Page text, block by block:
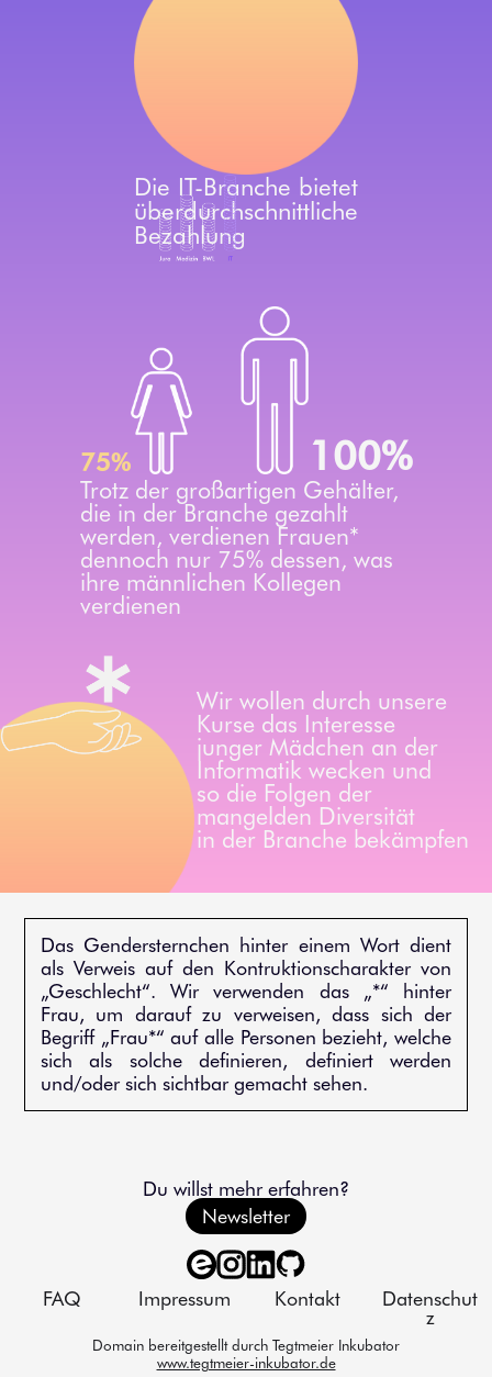
Die IT-Branche bietet
überdurchschnittliche
Bezahlung
75% 100%
Trotz der großartigen Gehälter,
die in der Branche gezahlt
werden, verdienen Frauen*
dennoch nur 75% dessen, was
ihre männlichen Kollegen
verdienen
Wir wollen durch unsere
Kurse das Interesse
junger Mädchen an der
Informatik wecken und
so die Folgen der
mangelden Diversität
in der Branche bekämpfen
Das Gendersternchen hinter einem Wort dient
als Verweis auf den Kontruktionscharakter von
„Geschlecht“. Wir verwenden das „*“ hinter
Frau, um darauf zu verweisen, dass sich der
Begriff „Frau*“ auf alle Personen bezieht, welche
sich als solche definieren, definiert werden
und/oder sich sichtbar gemacht sehen.
Du willst mehr erfahren?
Newsletter
FAQ Impressum Kontakt
Datenschut
z
Domain bereitgestellt durch Tegtmeier Inkubator
www.tegtmeier-inkubator.de